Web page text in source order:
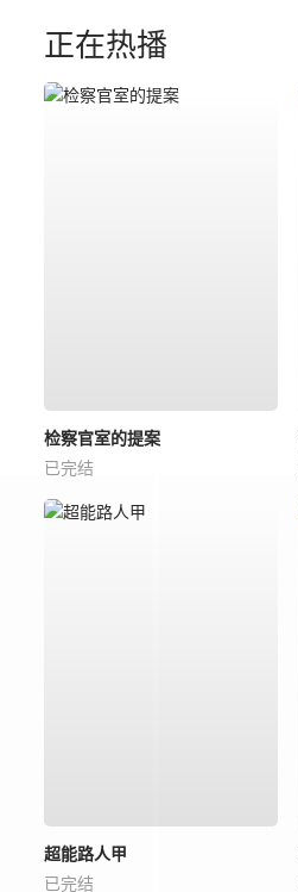
正在热播
检察官室的提案
已完结
超能路人甲
已完结